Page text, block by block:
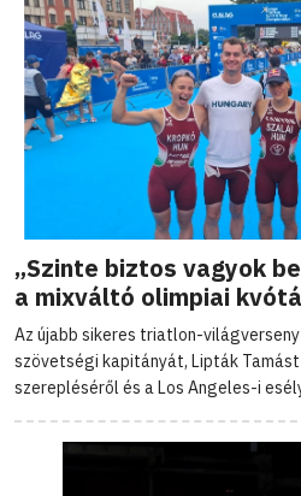
„Szinte biztos vagyok
a mixváltó olimpiai
Az újabb sikeres triatlon-
szövetségi kapitányát, Lipták
szerepléséről és a Los Angeles-i